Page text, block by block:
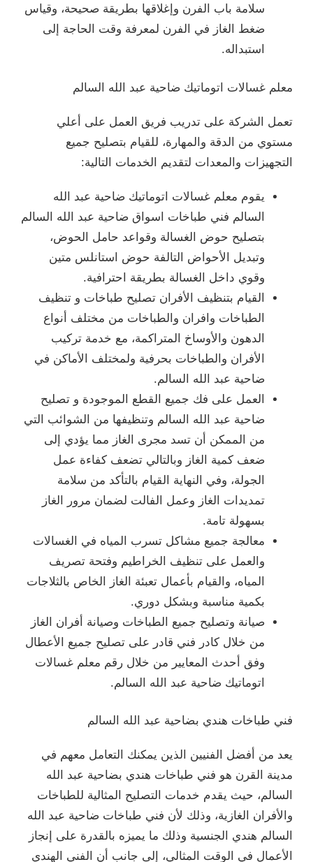
سلامة باب الفرن وإغلاقها بطريقة صحيحة، وقياس
ضغط الغاز في الفرن لمعرفة وقت الحاجة إلى
استبداله.
معلم غسالات اتوماتيك ضاحية عبد الله السالم
تعمل الشركة على تدريب فريق العمل على أعلي
مستوي من الدقة والمهارة، للقيام بتصليح جميع
التجهيزات والمعدات لتقديم الخدمات التالية:
يقوم معلم غسالات اتوماتيك ضاحية عبد الله
السالم فني طباخات اسواق ضاحية عبد الله السالم
بتصليح حوض الغسالة وقواعد حامل الحوض،
وتبديل الأحواض التالفة حوض استانلس متين
وقوي داخل الغسالة بطريقة احترافية.
القيام بتنظيف الأفران تصليح طباخات و تنظيف
الطباخات وافران والطباخات من مختلف أنواع
الدهون والأوساخ المتراكمة، مع خدمة تركيب
الأفران والطباخات بحرفية ولمختلف الأماكن في
ضاحية عبد الله السالم.
العمل على فك جميع القطع الموجودة و تصليح
ضاحية عبد الله السالم وتنظيفها من الشوائب التي
من الممكن أن تسد مجرى الغاز مما يؤدي إلى
ضعف كمية الغاز وبالتالي تضعف كفاءة عمل
الجولة، وفي النهاية القيام بالتأكد من سلامة
تمديدات الغاز وعمل الفالت لضمان مرور الغاز
بسهولة تامة.
معالجة جميع مشاكل تسرب المياه في الغسالات
والعمل على تنظيف الخراطيم وفتحة تصريف
المياه، والقيام بأعمال تعبئة الغاز الخاص بالثلاجات
بكمية مناسبة وبشكل دوري.
صيانة وتصليح جميع الطباخات وصيانة أفران الغاز
من خلال كادر فني قادر على تصليح جميع الأعطال
وفق أحدث المعايير من خلال رقم معلم غسالات
اتوماتيك ضاحية عبد الله السالم.
فني طباخات هندي بضاحية عبد الله السالم
يعد من أفضل الفنيين الذين يمكنك التعامل معهم في
مدينة القرن هو فني طباخات هندي بضاحية عبد الله
السالم، حيث يقدم خدمات التصليح المثالية للطباخات
والأفران الغازية، وذلك لأن فني طباخات ضاحية عبد الله
السالم هندي الجنسية وذلك ما يميزه بالقدرة على إنجاز
الأعمال في الوقت المثالي، إلى جانب أن الفني الهندي